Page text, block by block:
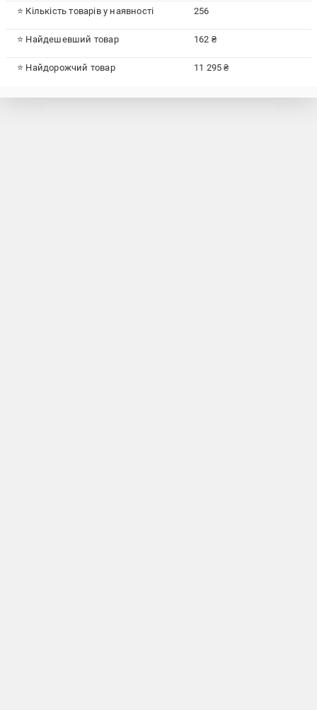
⭐ Кількість товарів у наявності
256
⭐ Найдешевший товар 162 ₴
⭐ Найдорожчий товар 11 295 ₴